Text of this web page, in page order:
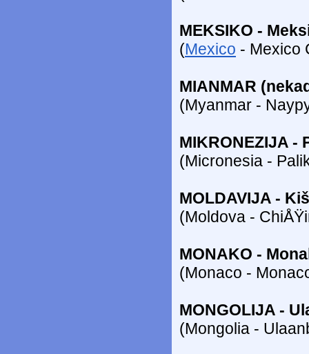
MEKSIKO -
(Mexico - Mexico
MIANMAR
(Myanmar -
MIKRONEZIJA -
(Micronesia -
MOLDAVIJA -
(Moldova -
MONAKO -
(Monaco -
MONGOLIJA -
(Mongolia -